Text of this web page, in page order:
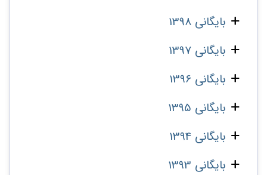
بایگانی 1398
بایگانی 1397
بایگانی 1396
بایگانی 1395
بایگانی 1394
بایگانی 1393